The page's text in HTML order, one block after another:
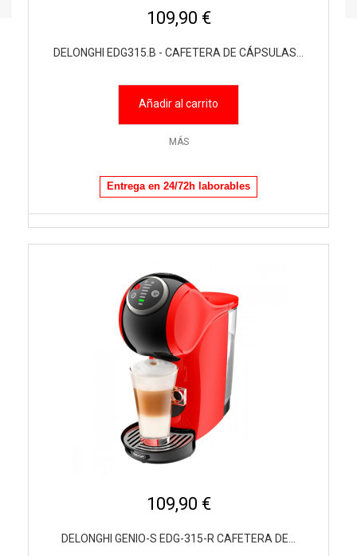
109,90 €
DELONGHI EDG315.B - CAFETERA DE CÁPSULAS...
Añadir al carrito
MÁS
Entrega en 24/72h laborables
109,90 €
DELONGHI GENIO-S EDG-315-R CAFETERA DE...